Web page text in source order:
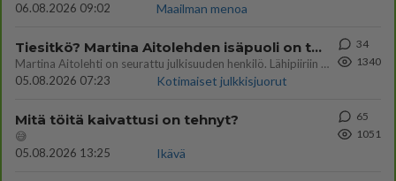
06.08.2026 09:02
Maailman menoa
Tiesitkö? Martina Aitolehden isäpuoli on tämä suosittu laulaja
Martina Aitolehti on seurattu julkisuuden henkilö. Lähipiiriin mahtuu muitakin tunnettuja henkilöitä. Tiesitkö, että Ma
05.08.2026 07:23
Kotimaiset julkkisjuorut
34
1340
Mitä töitä kaivattusi on tehnyt?
😅
05.08.2026 13:25
Ikävä
65
1051